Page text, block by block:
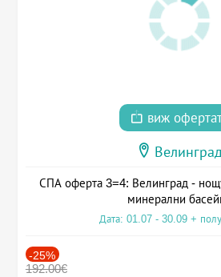
виж
СПА оферта 3=4: Велинград -
минерални
Дата: 01.07 - 30.09 +
-25%
192.00€